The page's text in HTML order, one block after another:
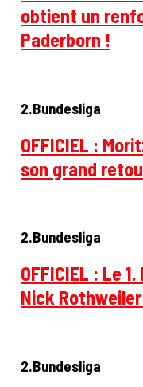
obtient un
Paderborn !
2.Bundesliga
OFFICIEL :
son grand
2.Bundesliga
OFFICIEL : Le
Nick
2.Bundesliga